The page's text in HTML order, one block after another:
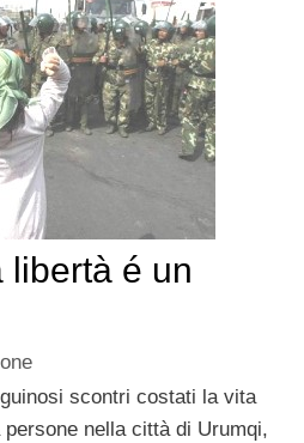
libertà é un
scontri costati la vita
nella città di Urumqi,